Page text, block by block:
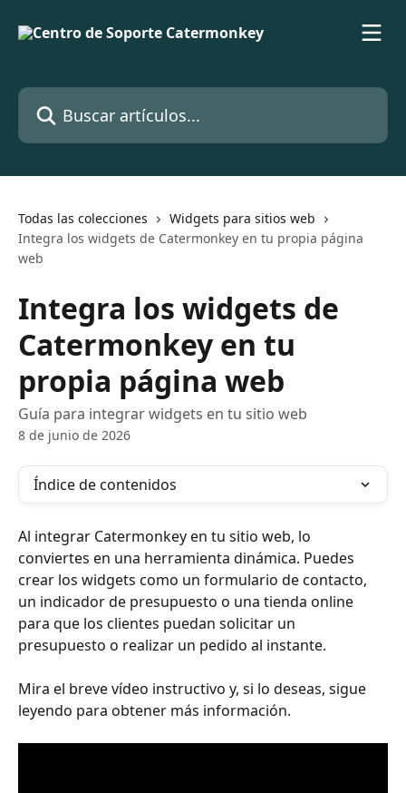
Buscar artículos...
Todas las colecciones
Widgets para sitios web
Integra los widgets de Catermonkey en tu propia página
web
Integra los widgets de
Catermonkey en tu
propia página web
Guía para integrar widgets en tu sitio web
8 de junio de 2026
Índice de contenidos
Al integrar Catermonkey en tu sitio web, lo
conviertes en una herramienta dinámica. Puedes
crear los widgets como un formulario de contacto,
un indicador de presupuesto o una tienda online
para que los clientes puedan solicitar un
presupuesto o realizar un pedido al instante.
Mira el breve vídeo instructivo y, si lo deseas, sigue
leyendo para obtener más información.